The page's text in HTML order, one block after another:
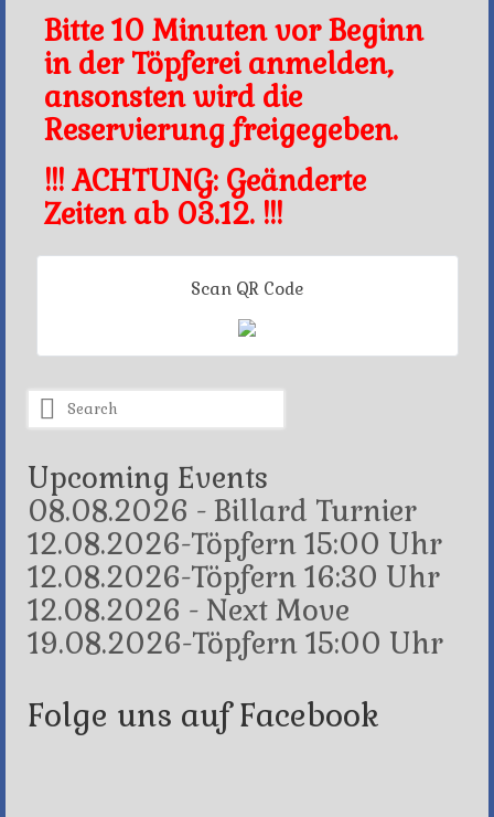
Bitte 10 Minuten vor Beginn
in der Töpferei anmelden,
ansonsten wird die
Reservierung freigegeben.
!!! ACHTUNG: Geänderte
Zeiten ab 03.12. !!!
Scan QR Code
Search
for:
Upcoming Events
08.08.2026 - Billard Turnier
12.08.2026-Töpfern 15:00 Uhr
12.08.2026-Töpfern 16:30 Uhr
12.08.2026 - Next Move
19.08.2026-Töpfern 15:00 Uhr
Folge uns auf Facebook